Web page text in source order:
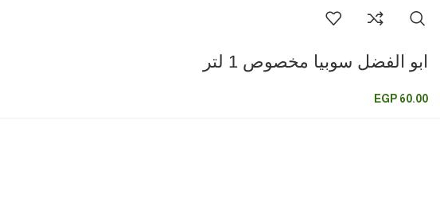
ابو الفضل سوبيا مخصوص 1 لتر
EGP 60.00